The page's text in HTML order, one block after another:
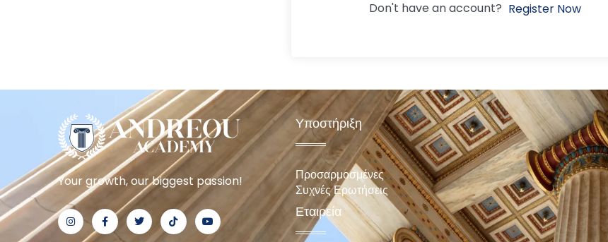
Don't have an account? Register Now
Your growth, our biggest passion!
Υποστήριξη
Προσαρμοσμένες
Συχνές Ερωτήσεις
Εταιρεία